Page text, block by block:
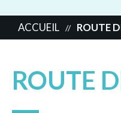
ACCUEIL // ROUTE
ROUTE